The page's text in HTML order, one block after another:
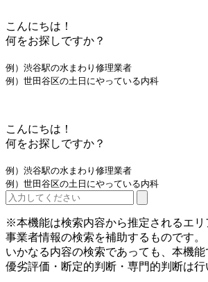
こんにちは！
何をお探しですか？
例）渋谷駅の水まわり修理業者
例）世田谷区の土日にやっている内科
こんにちは！
何をお探しですか？
例）渋谷駅の水まわり修理業者
例）世田谷区の土日にやっている内科
※本機能は検索内容から推定されるエリ
事業者情報の検索を補助するものです。
いかなる内容の検索であっても、本機能
優劣評価・断定的判断・専門的判断は行